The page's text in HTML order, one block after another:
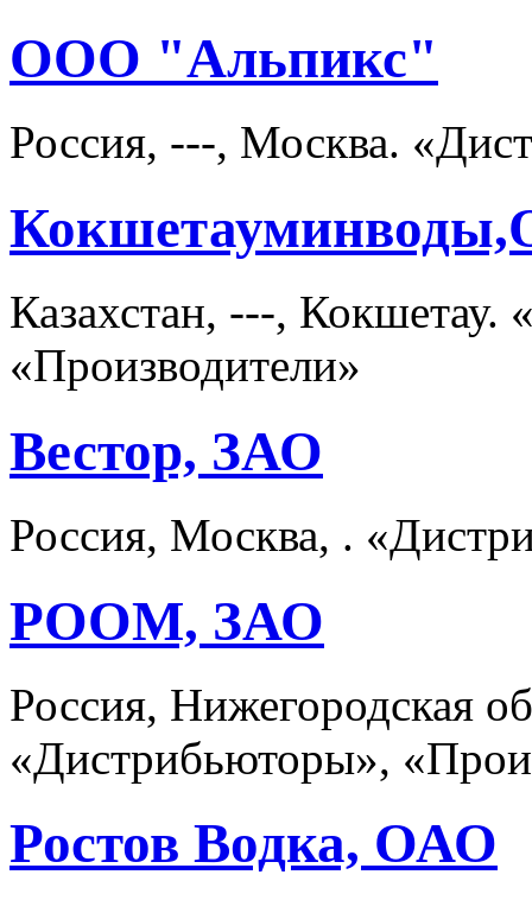
ООО "Альпикс"
Россия, ---, Москва.
Казахстан, ---,
«Производители»
Вестор, ЗАО
Россия, Москва, .
РООМ, ЗАО
Россия, Нижегородская
«Дистрибьюторы»,
Ростов Водка, ОАО